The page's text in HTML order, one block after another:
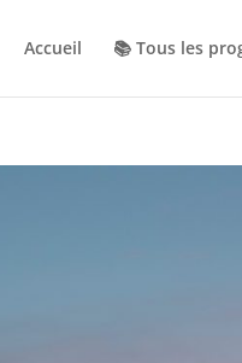
Accueil 📚 Tous les